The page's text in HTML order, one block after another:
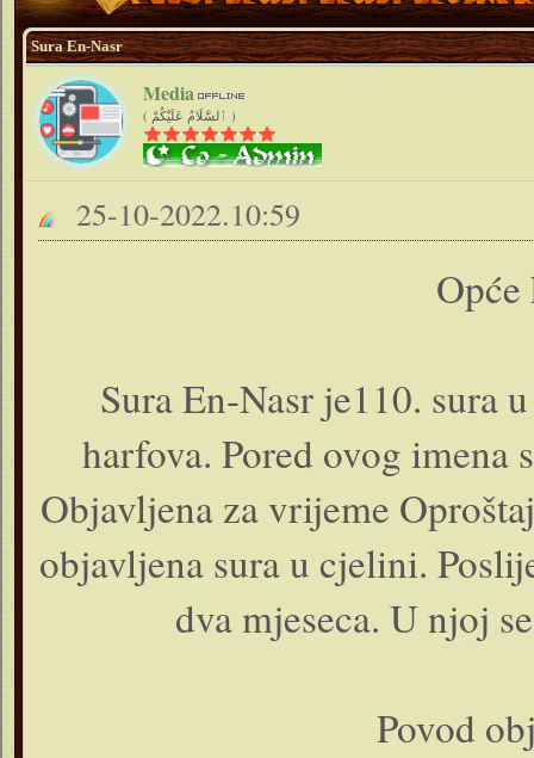
Sura En-Nasr
Media
( ٱلسَّلَامُ عَلَيْكُمْ )
25-10-2022.10:59
Sura En-Nasr je110. sura
harfova. Pored ovog imena
Objavljena za vrijeme
objavljena sura u cjelini.
dva mjeseca. U njoj
Povod